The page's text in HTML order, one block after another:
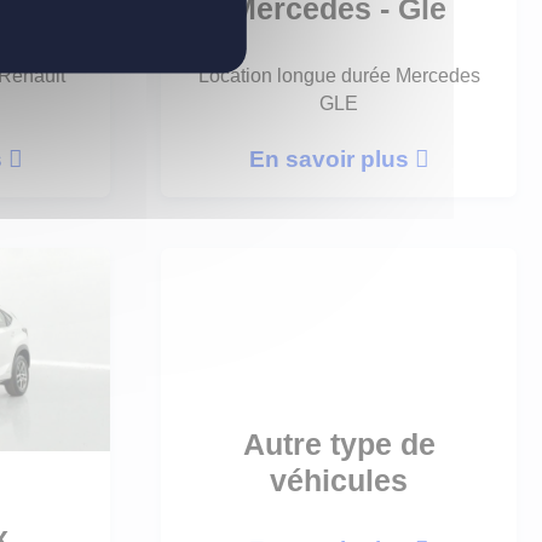
Mercedes - Gle
Location longue durée Mercedes
GLE
En savoir plus
Autre type de
véhicules